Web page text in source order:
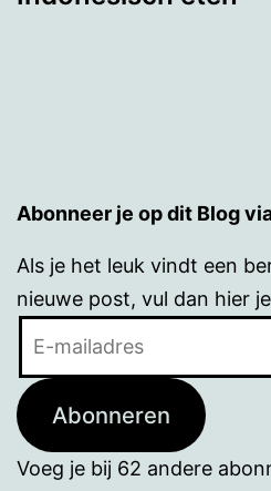
Abonneer je op dit Blog
Als je het leuk vindt een
nieuwe post, vul dan hier
Abonneren
Voeg je bij 62 andere